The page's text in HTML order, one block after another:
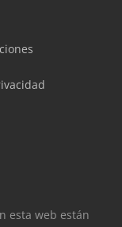
esta web están